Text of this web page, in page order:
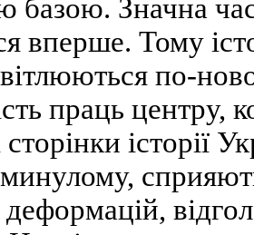
базою. Значна
вперше. Тому
по-
праць центру,
історії
минулому,